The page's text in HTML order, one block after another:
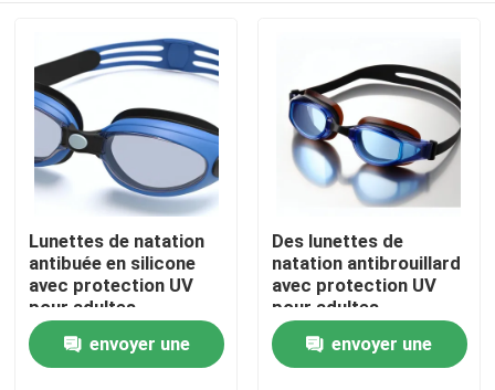
Maison
Des produits
Lunettes de natation
antibuée en silicone
avec protection UV
pour adultes
envoyer une
Des lunettes de
natation antibrouillard
avec protection UV
pour adultes
envoyer une